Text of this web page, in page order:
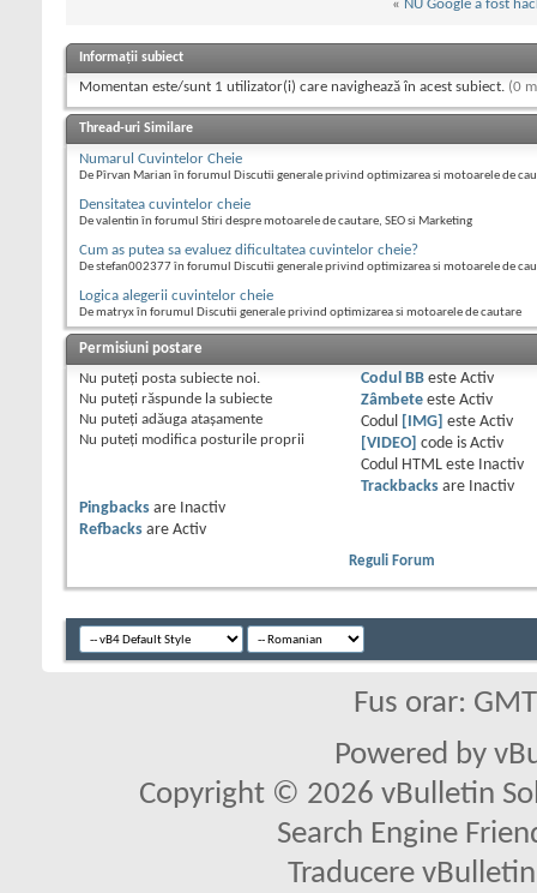
« NU Google a fost
Informații subiect
Momentan este/sunt 1 utilizator(i) care navighează în acest subiect. (0
Thread-uri Similare
Numarul Cuvintelor Cheie
De Pîrvan Marian în forumul Discutii generale privind optimizarea si motoarele de
Densitatea cuvintelor cheie
De valentin în forumul Stiri despre motoarele de cautare, SEO si Marketing
Cum as putea sa evaluez dificultatea cuvintelor cheie?
De stefan002377 în forumul Discutii generale privind optimizarea si motoarele de
Logica alegerii cuvintelor cheie
De matryx în forumul Discutii generale privind optimizarea si motoarele de cautare
Permisiuni postare
Nu puteţi posta subiecte noi.
Nu puteţi răspunde la subiecte
Nu puteţi adăuga ataşamente
Nu puteţi modifica posturile proprii
Codul BBeste Activ
Zâmbeteeste Activ
Codul
[IMG] este Activ
[VIDEO] code is Activ
Codul HTML este
Inactiv
Trackbacksare
Inactiv
Pingbacks are
Inactiv
Refbacks are Activ
Reguli Forum
Fus orar:
Powered by
Copyright © 2026 vBulletin
Search Engine
Traducere